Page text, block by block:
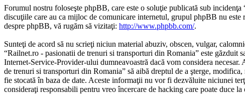
Forumul nostru foloseşte phpBB, care este o soluţie publicată sub incidenţa
discuţiile care au ca mijloc de comunicare internetul, grupul phpBB nu
despre phpBB, vă rugăm să vizitaţi: http://www.phpbb.com/.
Sunteţi de acord să nu scrieţi niciun material abuziv, obscen, vulgar,
“Railnet.ro - pasionatii de trenuri si transporturi din Romania” este găzduit
Internet-Service-Provider-ului dumneavoastră dacă vom considera
de trenuri si transporturi din Romania” să aibă dreptul de a şterge,
fie stocată în baza de date. Aceste informaţii nu vor fi dezvăluite niciunei
consideraţi responsabili pentru vreo încercare de hacking care poate duce la